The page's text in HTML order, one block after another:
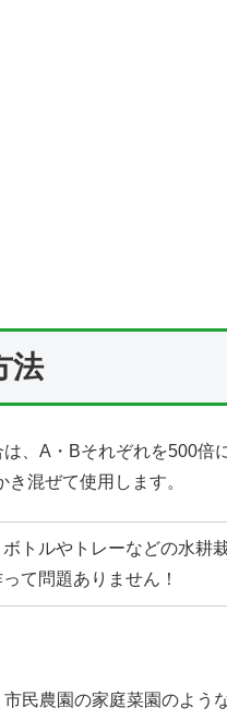
法
、A・Bそれぞれを500倍
混ぜて使用します。
トルやトレーなどの水耕
て問題ありません！
市民農園の家庭菜園のよ